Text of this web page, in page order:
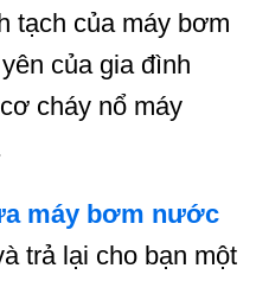
tạch của máy bơm
của gia đình
cháy nổ máy
máy bơm nước
trả lại cho bạn một